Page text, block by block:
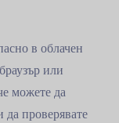
в облачен
или
можете да
проверявате